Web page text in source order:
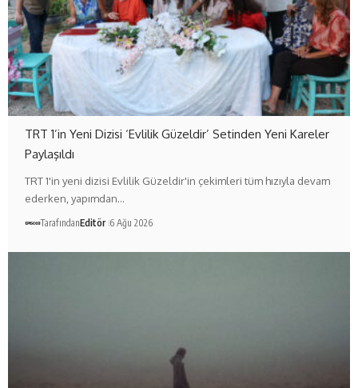
TRT 1’in Yeni Dizisi ‘Evlilik Güzeldir’ Setinden Yeni Kareler
Paylaşıldı
TRT 1'in yeni dizisi Evlilik Güzeldir'in çekimleri tüm hızıyla devam
ederken, yapımdan…
TarafındanEditör 6 Ağu 2026